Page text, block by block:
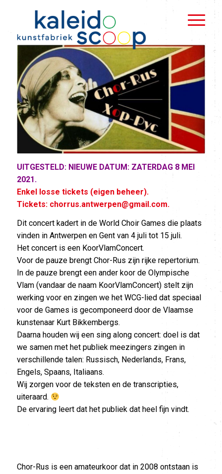
UITGESTELD: NIEUWE DATUM: ZATERDAG 8 MEI
2021.
Enkel losse tickets (eigen beheer).
Tickets: chorrus.antwerpen@gmail.com.
Dit concert kadert in de World Choir Games die plaats
vinden in Antwerpen en Gent van 4 juli tot 15 juli.
Het concert is een KoorVlamConcert.
Voor de pauze brengt Chor-Rus zijn rijke repertorium.
In de pauze brengt een ander koor de Olympische
Vlam (vandaar de naam KoorVlamConcert) stelt zijn
werking voor en zingen we het WCG-lied dat speciaal
voor de Games is gecomponeerd door de Vlaamse
kunstenaar Kurt Bikkembergs.
Daarna houden wij een sing along concert: doel is dat
we samen met het publiek meezingers zingen in
verschillende talen: Russisch, Nederlands, Frans,
Engels, Spaans, Italiaans.
Wij zorgen voor de teksten en de transcripties,
uiteraard.
De ervaring leert dat het publiek dat heel fijn vindt.
Chor-Rus is een amateurkoor dat in 2008 ontstaan is